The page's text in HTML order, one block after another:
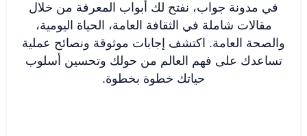
في مدونة جواب، نفتح لك أبواب المعرفة من خلال
مقالات شاملة في الثقافة العامة، الحياة اليومية،
والصحة العامة. اكتشف إجابات موثوقة ونصائح عملية
تساعدك على فهم العالم من حولك وتحسين أسلوب
حياتك خطوة بخطوة.